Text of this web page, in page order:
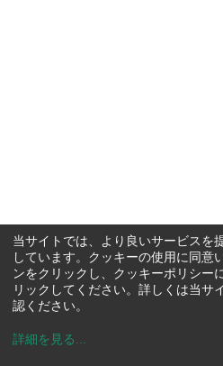
当サイトでは、より良いサービスを
しています。クッキーの使用に同意
ンをクリックし、クッキーポリシー
リックしてください。詳しくは当サ
認ください。
詳細を見る ...